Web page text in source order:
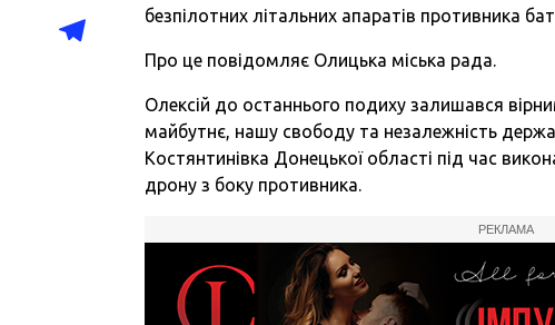
безпілотних літальних апаратів противника
Про це повідомляє Олицька міська рада.
Олексій до останнього подиху залишався
майбутнє, нашу свободу та незалежність
Костянтинівка Донецької області під час
дрону з боку противника.
РЕКЛАМА